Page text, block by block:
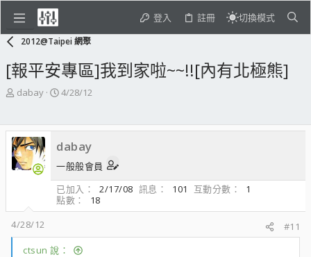
登入 註冊 切換模式
2012@Taipei 網聚
[報平安專區]我到家啦~~!![內有北極熊]
主
起
人
dabay
開
期
4/28/12
dabay
一般般會員
已加入
2/17/08 訊息 101 互動分數
1
點數
18
4/28/12
#11
ctsun 說：